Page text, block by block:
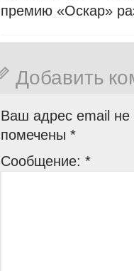
премию «Оскар»
Добавить
Ваш адрес email не
помечены *
Сообщение: *